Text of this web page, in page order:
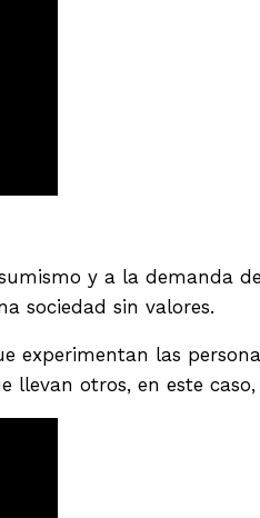
y a la demanda
sociedad sin valores.
experimentan las
otros, en este caso,